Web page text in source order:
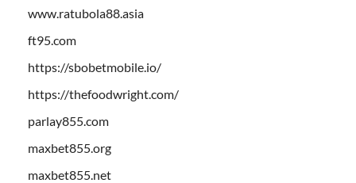
www.ratubola88.asia
ft95.com
https://sbobetmobile.io/
https://thefoodwright.com/
parlay855.com
maxbet855.org
maxbet855.net